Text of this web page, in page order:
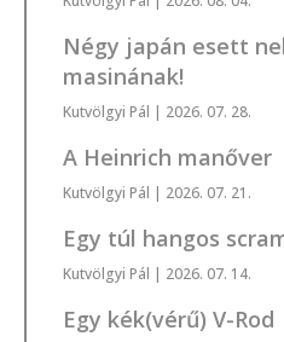
Négy japán esett
masinának!
Kutvölgyi Pál | 2026. 07. 28.
A Heinrich manőver
Kutvölgyi Pál | 2026. 07. 21.
Egy túl hangos
Kutvölgyi Pál | 2026. 07. 14.
Egy kék(vérű) V-Rod